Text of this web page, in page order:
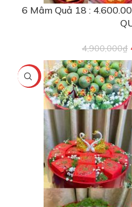
6 Mâm Quả 18 :
4,900,000₫
-3%